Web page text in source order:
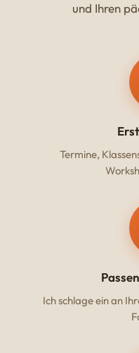
und Ihren
Termine,
Ich schlage ein an